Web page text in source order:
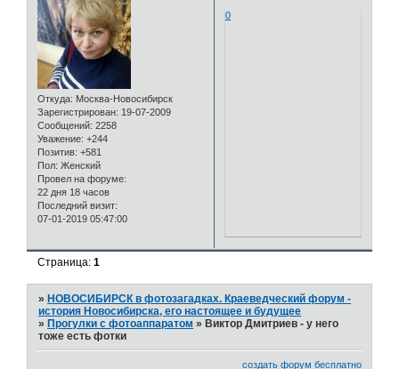
Откуда: Москва-Новосибирск
Зарегистрирован: 19-07-2009
Сообщений: 2258
Уважение: +244
Позитив: +581
Пол: Женский
Провел на форуме:
22 дня 18 часов
Последний визит:
07-01-2019 05:47:00
0
Страница:1
» НОВОСИБИРСК в фотозагадках. Краеведческий форум -
история Новосибирска, его настоящее и будущее
» Прогулки с фотоаппаратом » Виктор Дмитриев - у него
тоже есть фотки
создать форум бесплатно